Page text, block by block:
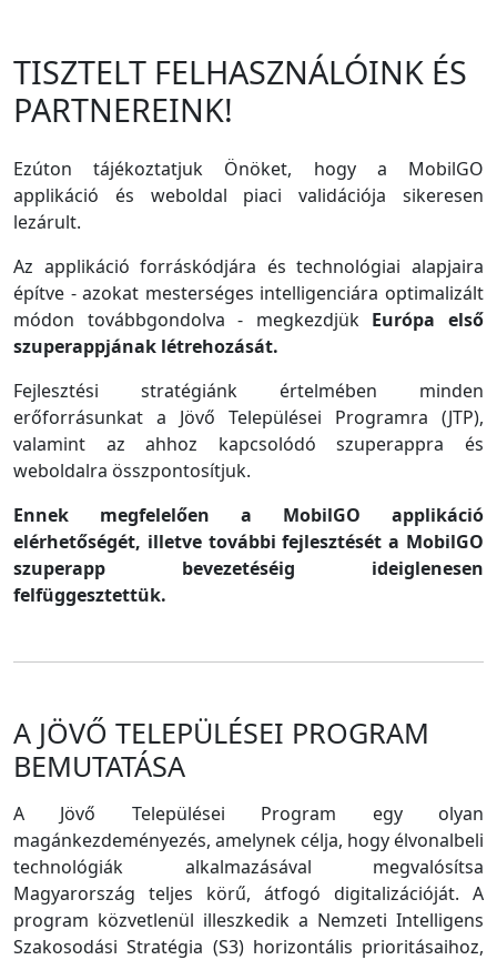
TISZTELT FELHASZNÁLÓINK ÉS
PARTNEREINK!
Ezúton tájékoztatjuk Önöket, hogy a MobilGO
applikáció és weboldal piaci validációja sikeresen
lezárult.
Az applikáció forráskódjára és technológiai alapjaira
építve - azokat mesterséges intelligenciára optimalizált
módon továbbgondolva - megkezdjük Európa első
szuperappjának létrehozását.
Fejlesztési stratégiánk értelmében minden
erőforrásunkat a Jövő Települései Programra (JTP),
valamint az ahhoz kapcsolódó szuperappra és
weboldalra összpontosítjuk.
Ennek megfelelően a MobilGO applikáció
elérhetőségét, illetve további fejlesztését a MobilGO
szuperapp bevezetéséig ideiglenesen
felfüggesztettük.
A JÖVŐ TELEPÜLÉSEI PROGRAM
BEMUTATÁSA
A Jövő Települései Program egy olyan
magánkezdeményezés, amelynek célja, hogy élvonalbeli
technológiák alkalmazásával megvalósítsa
Magyarország teljes körű, átfogó digitalizációját. A
program közvetlenül illeszkedik a Nemzeti Intelligens
Szakosodási Stratégia (S3) horizontális prioritásaihoz,